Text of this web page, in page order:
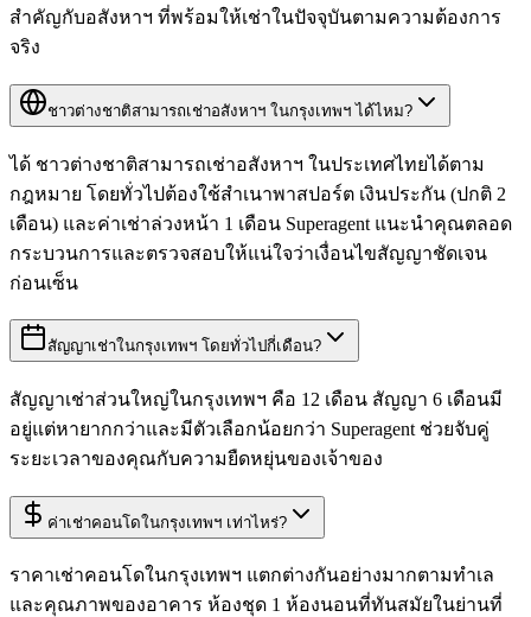
สำคัญกับอสังหาฯ ที่พร้อมให้เช่าในปัจจุบันตามความต้องการ
จริง
ชาวต่างชาติสามารถเช่าอสังหาฯ ในกรุงเทพฯ ได้ไหม?
ได้ ชาวต่างชาติสามารถเช่าอสังหาฯ ในประเทศไทยได้ตาม
กฎหมาย โดยทั่วไปต้องใช้สำเนาพาสปอร์ต เงินประกัน (ปกติ 2
เดือน) และค่าเช่าล่วงหน้า 1 เดือน Superagent แนะนำคุณตลอด
กระบวนการและตรวจสอบให้แน่ใจว่าเงื่อนไขสัญญาชัดเจน
ก่อนเซ็น
สัญญาเช่าในกรุงเทพฯ โดยทั่วไปกี่เดือน?
สัญญาเช่าส่วนใหญ่ในกรุงเทพฯ คือ 12 เดือน สัญญา 6 เดือนมี
อยู่แต่หายากกว่าและมีตัวเลือกน้อยกว่า Superagent ช่วยจับคู่
ระยะเวลาของคุณกับความยืดหยุ่นของเจ้าของ
ค่าเช่าคอนโดในกรุงเทพฯ เท่าไหร่?
ราคาเช่าคอนโดในกรุงเทพฯ แตกต่างกันอย่างมากตามทำเล
และคุณภาพของอาคาร ห้องชุด 1 ห้องนอนที่ทันสมัยในย่านที่